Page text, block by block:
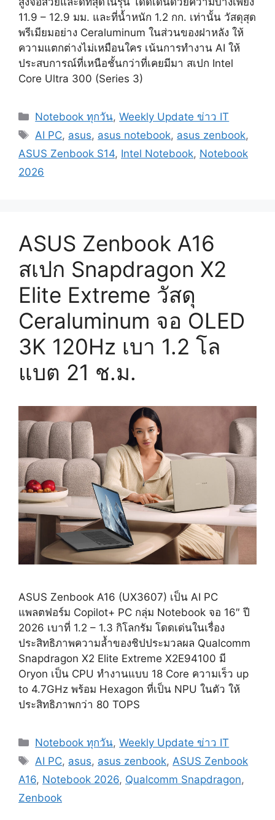
11.9 – 12.9 มม. และที่น้ำหนัก 1.2 กก. เท่านั้น วัสดุสุด
พรีเมียมอย่าง Ceraluminum ในส่วนของฝาหลัง ให้
ความแตกต่างไม่เหมือนใคร เน้นการทำงาน AI ให้
ประสบการณ์ที่เหนือชั้นกว่าที่เคยมีมา สเปก Intel
Core Ultra 300 (Series 3)
Categories
Notebook ทุกวัน,Weekly Update ข่าว IT
Tags
AI PC, asus, asus notebook, asus zenbook,
ASUS Zenbook S14, Intel Notebook, Notebook
2026
ASUS Zenbook A16
สเปก Snapdragon X2
Elite Extreme วัสดุ
Ceraluminum จอ OLED
3K 120Hz เบา 1.2 โล
แบต 21 ช.ม.
ASUS Zenbook A16 (UX3607) เป็น AI PC
แพลตฟอร์ม Copilot+ PC กลุ่ม Notebook จอ 16″ ปี
2026 เบาที่ 1.2 – 1.3 กิโลกรัม โดดเด่นในเรื่อง
ประสิทธิภาพความล้ำของชิปประมวลผล Qualcomm
Snapdragon X2 Elite Extreme X2E94100 มี
Oryon เป็น CPU ทำงานแบบ 18 Core ความเร็ว up
to 4.7GHz พร้อม Hexagon ที่เป็น NPU ในตัว ให้
ประสิทธิภาพกว่า 80 TOPS
Categories
Notebook ทุกวัน,Weekly Update ข่าว IT
Tags
AI PC, asus, asus zenbook,ASUS Zenbook
A16, Notebook 2026, Qualcomm Snapdragon,
Zenbook